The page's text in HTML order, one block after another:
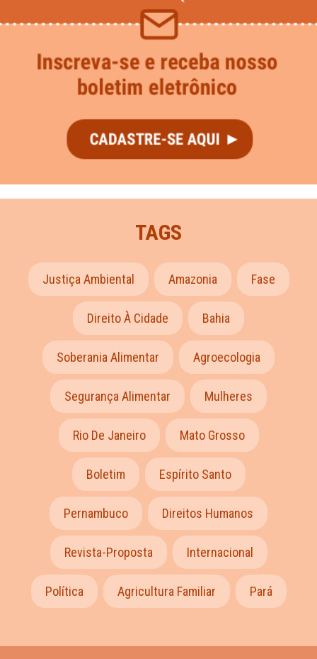
TAGS
Justiça Ambiental Amazonia Fase
Direito À Cidade Bahia
Soberania Alimentar Agroecologia
Segurança Alimentar Mulheres
Rio De Janeiro Mato Grosso
Boletim Espírito Santo
Pernambuco Direitos Humanos
Revista-Proposta Internacional
Política Agricultura Familiar Pará